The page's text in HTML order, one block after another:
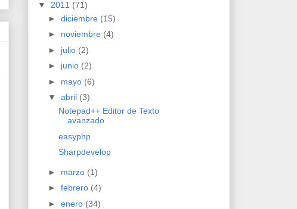
▼ 2011 (71)
► diciembre (15)
► noviembre (4)
► julio (2)
► junio (2)
► mayo (6)
▼ abril (3)
Notepad++ Editor de Texto
avanzado
easyphp
Sharpdevelop
► marzo (1)
► febrero (4)
► enero (34)